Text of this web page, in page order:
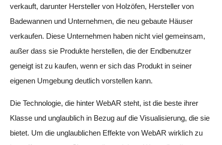
verkauft, darunter Hersteller von Holzöfen, Hersteller von
Badewannen und Unternehmen, die neu gebaute Häuser
verkaufen. Diese Unternehmen haben nicht viel gemeinsam,
außer dass sie Produkte herstellen, die der Endbenutzer
geneigt ist zu kaufen, wenn er sich das Produkt in seiner
eigenen Umgebung deutlich vorstellen kann.
Die Technologie, die hinter WebAR steht, ist die beste ihrer
Klasse und unglaublich in Bezug auf die Visualisierung, die sie
bietet. Um die unglaublichen Effekte von WebAR wirklich zu